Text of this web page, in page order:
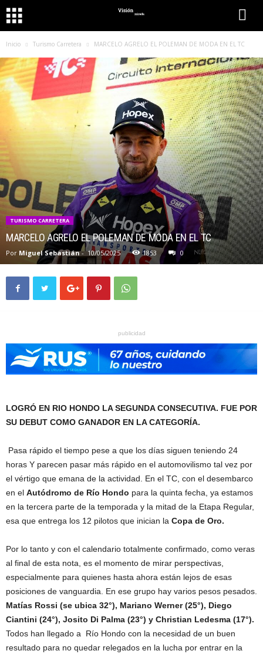
Inicio Turismo Carretera MARCELO AGRELO EL POLEMAN DE MODA EN EL TC
TURISMO CARRETERA
MARCELO AGRELO EL POLEMAN DE MODA EN EL TC
Por Miguel Sebastián- 10/05/2025 1853 0
publicidad
LOGRÓ EN RIO HONDO LA SEGUNDA CONSECUTIVA. FUE POR
SU DEBUT COMO GANADOR EN LA CATEGORÍA.
Pasa rápido el tiempo pese a que los días siguen teniendo 24
horas Y parecen pasar más rápido en el automovilismo tal vez por
el vértigo que emana de la actividad. En el TC, con el desembarco
en el Autódromo de Río Hondo para la quinta fecha, ya estamos
en la tercera parte de la temporada y la mitad de la Etapa Regular,
esa que entrega los 12 pilotos que inician la Copa de Oro.
Por lo tanto y con el calendario totalmente confirmado, como veras
al final de esta nota, es el momento de mirar perspectivas,
especialmente para quienes hasta ahora están lejos de esas
posiciones de vanguardia. En ese grupo hay varios pesos pesados.
Matías Rossi (se ubica 32°), Mariano Werner (25°), Diego
Ciantini (24°), Josito Di Palma (23°) y Christian Ledesma (17°).
Todos han llegado a Río Hondo con la necesidad de un buen
resultado para no quedar relegados en la lucha por entrar en la